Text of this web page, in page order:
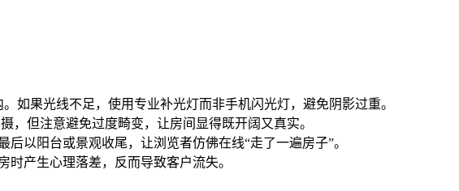
果光线不足，使用专业补光灯而非手机闪光灯，避免阴影过重。
但注意避免过度畸变，让房间显得既开阔又真实。
以阳台或景观收尾，让浏览者仿佛在线“走了一遍房子”。
产生心理落差，反而导致客户流失。